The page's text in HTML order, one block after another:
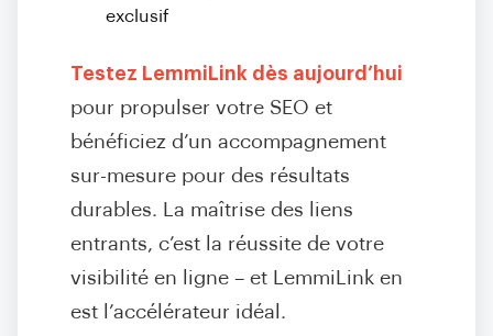
exclusif
Testez LemmiLink dès aujourd’hui
pour propulser votre SEO et
bénéficiez d’un accompagnement
sur-mesure pour des résultats
durables. La maîtrise des liens
entrants, c’est la réussite de votre
visibilité en ligne – et LemmiLink en
est l’accélérateur idéal.